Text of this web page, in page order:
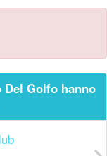
Golfo hanno